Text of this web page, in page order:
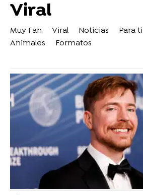
Viral
Muy Fan Viral Noticias Para ti
Animales
Formatos